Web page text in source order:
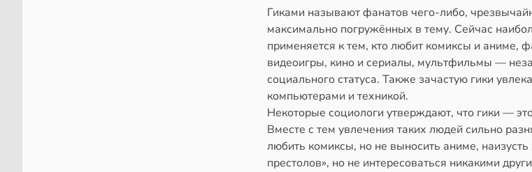
Гиками называют фанатов чего-либо,
максимально погружённых в тему. Сейчас
применяется к тем, кто любит комиксы и аниме,
видеоигры, кино и сериалы, мультфильмы —
социального статуса. Также зачастую гики
компьютерами и техникой.
Некоторые социологи утверждают, что гики —
Вместе с тем увлечения таких людей сильно
любить комиксы, но не выносить аниме,
престолов», но не интересоваться никакими